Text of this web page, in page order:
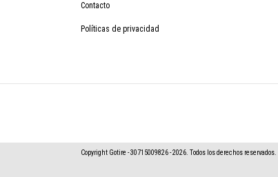
Contacto
Políticas de privacidad
Copyright Gotire - 30715009826 - 2026. Todos los derechos reservados.